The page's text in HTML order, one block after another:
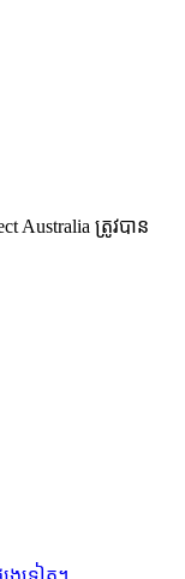
Australia តវបន